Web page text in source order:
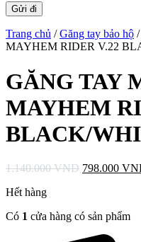
Trang chủ /Găng tay bảo hộ
MAYHEM RIDER V.22
GĂNG TAY
MAYHEM
BLACK/
1.140.000VND Giá
798.000
Hết hàng
Có 1 cửa hàng có sản phẩm